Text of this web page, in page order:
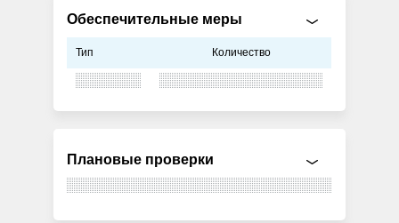
Обеспечительные меры
Тип Количество
Плановые проверки